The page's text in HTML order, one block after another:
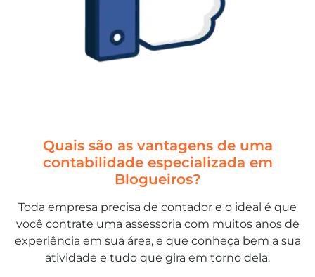
Quais são as vantagens de uma
contabilidade especializada em
Blogueiros?
Toda empresa precisa de contador e o ideal é que
você contrate uma assessoria com muitos anos de
experiência em sua área, e que conheça bem a sua
atividade e tudo que gira em torno dela.